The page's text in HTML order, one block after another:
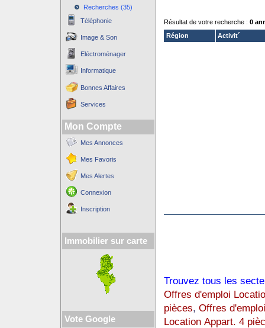
Recherches (35)
Téléphonie
Image & Son
Eléctroménager
Informatique
Bonnes Affaires
Services
Mon Compte
Mes Annonces
Mes Favoris
Mes Alertes
Connexion
Inscription
Immobilier sur carte
Vote Google
Résultat de votre recherche : 0
Région
Activit´
Trouvez tous les
Offres d'emploi
pièces, Offres
Location Appart. 4